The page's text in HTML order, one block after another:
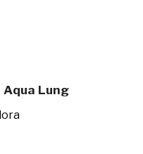
Lung